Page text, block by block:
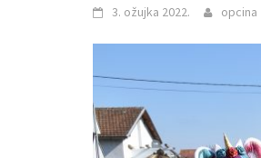
3. ožujka 2022. opcina